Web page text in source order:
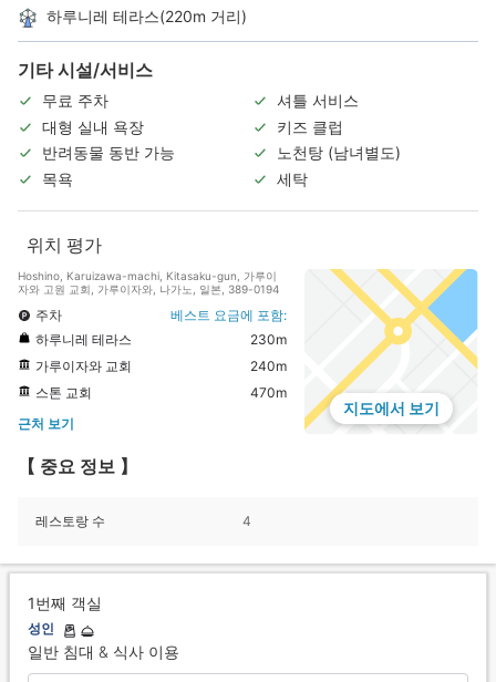
하루니레 테라스(220m 거리)
기타 시설/서비스
무료 주차
셔틀 서비스
대형 실내 욕장
키즈 클럽
반려동물 동반 가능
노천탕 (남녀별도)
목욕
세탁
위치 평가
Hoshino, Karuizawa-machi, Kitasaku-gun, 가루이
자와 고원 교회, 가루이자와, 나가노, 일본, 389-0194
주차
베스트 요금에 포함:
하루니레 테라스
230m
가루이자와 교회
240m
스톤 교회
470m
근처 보기
지도에서 보기
【 중요 정보 】
레스토랑 수 4
1번째 객실
성인
일반 침대 & 식사 이용